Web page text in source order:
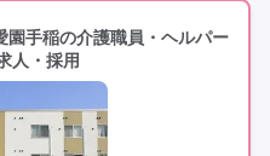
園手稲の介護職員・ヘルパー
人・採用